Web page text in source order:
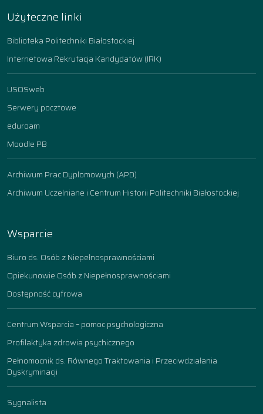
Użyteczne linki
Biblioteka Politechniki Białostockiej
Internetowa Rekrutacja Kandydatów (IRK)
USOSweb
Serwery pocztowe
eduroam
Moodle PB
Archiwum Prac Dyplomowych (APD)
Archiwum Uczelniane i Centrum Historii Politechniki Białostockiej
Wsparcie
Biuro ds. Osób z Niepełnosprawnościami
Opiekunowie Osób z Niepełnosprawnościami
Dostępność cyfrowa
Centrum Wsparcia – pomoc psychologiczna
Profilaktyka zdrowia psychicznego
Pełnomocnik ds. Równego Traktowania i Przeciwdziałania
Dyskryminacji
Sygnalista